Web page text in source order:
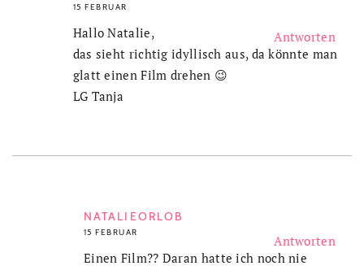
15 FEBRUAR
Hallo Natalie,
das sieht richtig idyllisch aus, da könnte man
glatt einen Film drehen 😉
LG Tanja
NATALIEORLOB
15 FEBRUAR
Antworten
Einen Film?? Daran hatte ich noch nie
Antworten